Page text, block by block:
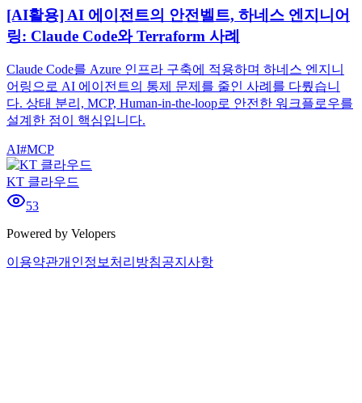
[AI활용] AI 에이전트의 안전벨트, 하네스 엔지니어
링: Claude Code와 Terraform 사례
Claude Code를 Azure 인프라 구축에 적용하며 하네스 엔지니
어링으로 AI 에이전트의 통제 문제를 줄인 사례를 다뤘습니
다. 상태 분리, MCP, Human-in-the-loop로 안전한 워크플로우를
설계한 점이 핵심입니다.
AI#MCP
KT 클라우드
53
Powered by Velopers
이용약관개인정보처리방침공지사항